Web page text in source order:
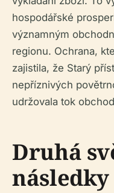
hospodářské
významným
regionu. Ochrana,
zajistila, že Starý
nepříznivých
udržovala tok
Druhá
následky